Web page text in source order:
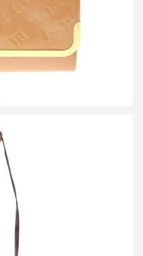
Shoulder Bag アマゾン モ
ーバッグ